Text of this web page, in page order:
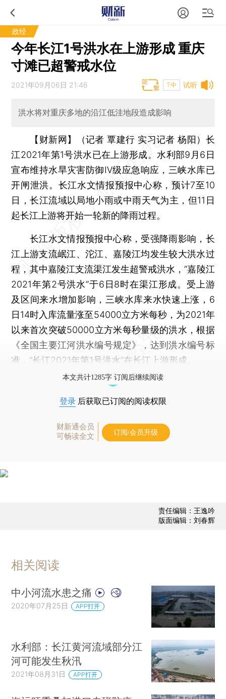
政经
今年长江1号洪水在上游形成 重庆
寸滩已超警戒水位
试听
2021年09月06日 21:46 T中
洪水将对重庆多地的沿江低洼地段造成影响
【财新网】（记者 覃建行 实习记者 杨阳） 长
江2021年第1号洪水已在上游形成。水利部9月6日
宣布维持水旱灾害防御Ⅳ级应急响应，三峡水库已
开闸泄洪。长江水文情报预报中心称，预计7至10
日，长江流域以局地小雨或中雨天气为主，但11日
起长江上游将开始一轮新的降雨过程。
长江水文情报预报中心称，受强降雨影响，长
江上游支流岷江、沱江、嘉陵江均发生较大洪水过
程，其中嘉陵江支流渠江发生超警戒洪水，“嘉陵江
2021年第2号洪水”于6日8时在渠江形成。受上游
及区间来水增加影响，三峡水库来水快速上涨，6
日14时入库流量涨至54000立方米每秒，为2021年
以来首次突破50000立方米每秒量级的洪水，根据
《全国主要江河洪水编号规定》，达到洪水编号标
准，“长江2021年第1号洪水”在长江上游形成。
本文共计1285字 订阅后继续阅读
登录 后获取已订阅的阅读权限
财新通会员
可畅读全文
订阅/会员升级
责任编辑：王逸吟
版面编辑：刘春辉
相关阅读
中小河流水患之痛
2020年07月25日 APP打开
水利部：长江黄河流域部分江
河可能发生秋汛
2021年08月31日 APP打开